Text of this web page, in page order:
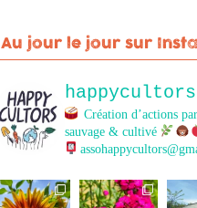
Au jour le jour sur
happycultors
Création d’actions
sauvage & cultivé